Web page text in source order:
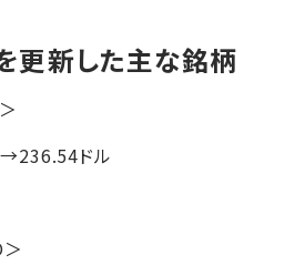
更新した主な銘柄
ドル